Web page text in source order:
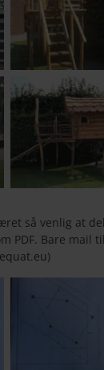
så venlig at
PDF. Bare mail